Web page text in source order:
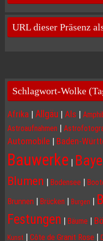
URL dieser Präsenz
Schlagwort-Wolke
Afrika | Allgäu | Als |
Astroaufnahmen |
Automobile | Baden-
Bauwerke |
Blumen | Bodensee |
Brunnen | Brücken | Burgen |
Festungen | Bäume |
Kunst | Côte de Granit Rose |